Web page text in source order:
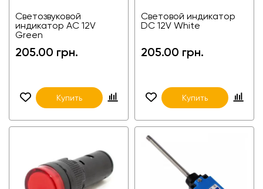
Светозвуковой
индикатор AC 12V
Green
205.00 грн.
Купить
Световой индикатор
DС 12V White
205.00 грн.
Купить